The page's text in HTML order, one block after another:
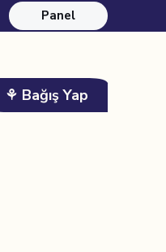
Panel
⚘ Bağış Yap